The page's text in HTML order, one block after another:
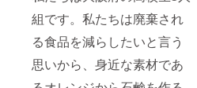
組です。私たちは廃棄され
る食品を減らしたいと言う
思いから、身近な素材であ